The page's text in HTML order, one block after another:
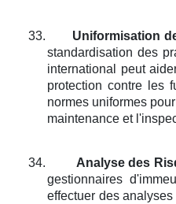
33. Uniformisation
standardisation des
international peut
protection contre les
normes uniformes
maintenance et
34. Analyse des
gestionnaires
effectuer des